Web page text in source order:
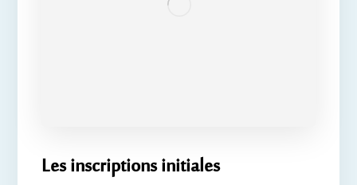
Les inscriptions initiales